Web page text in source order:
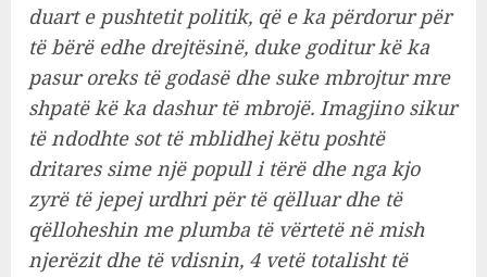
duart e pushtetit politik, që e ka përdorur për
të bërë edhe drejtësinë, duke goditur kë ka
pasur oreks të godasë dhe suke mbrojtur mre
shpatë kë ka dashur të mbrojë. Imagjino sikur
të ndodhte sot të mblidhej këtu poshtë
dritares sime një popull i tërë dhe nga kjo
zyrë të jepej urdhri për të qëlluar dhe të
qëlloheshin me plumba të vërtetë në mish
njerëzit dhe të vdisnin, 4 vetë totalisht të